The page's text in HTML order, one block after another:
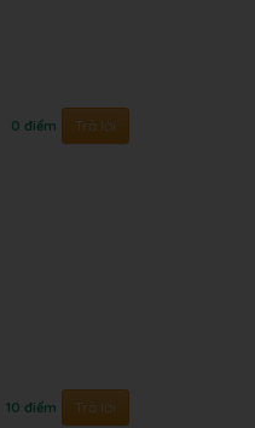
0 điểm Trả lời
10 điểm Trả lời